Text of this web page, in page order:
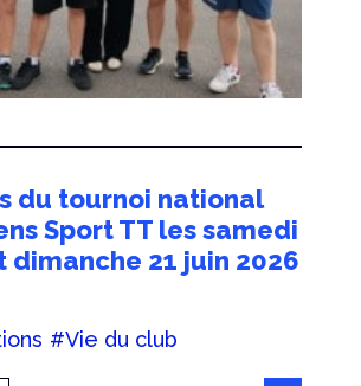
du tournoi national
Sport TT les samedi
dimanche 21 juin 2026
#Vie du club